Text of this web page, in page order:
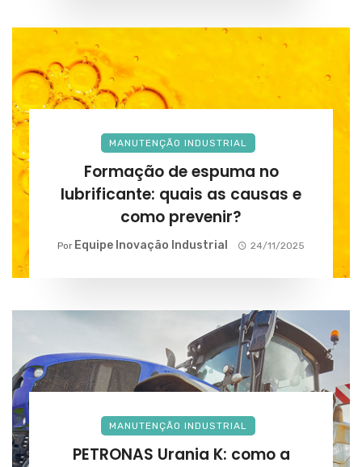
MANUTENÇÃO INDUSTRIAL
Formação de espuma no
lubrificante: quais as causas e
como prevenir?
Por Equipe Inovação Industrial 24/11/2025
MANUTENÇÃO INDUSTRIAL
PETRONAS Urania K: como a